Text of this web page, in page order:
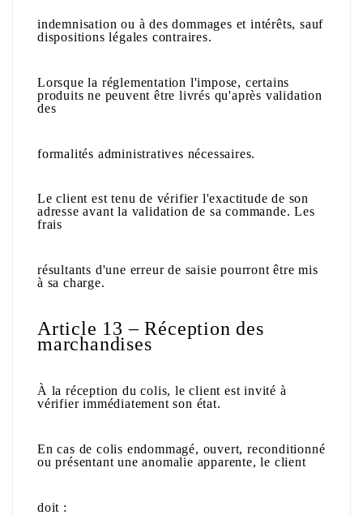
indemnisation ou à des dommages et intérêts, sauf
dispositions légales contraires.
Lorsque la réglementation l'impose, certains
produits ne peuvent être livrés qu'après validation
des
formalités administratives nécessaires.
Le client est tenu de vérifier l'exactitude de son
adresse avant la validation de sa commande. Les
frais
résultants d'une erreur de saisie pourront être mis
à sa charge.
Article 13 – Réception des
marchandises
À la réception du colis, le client est invité à
vérifier immédiatement son état.
En cas de colis endommagé, ouvert, reconditionné
ou présentant une anomalie apparente, le client
doit :